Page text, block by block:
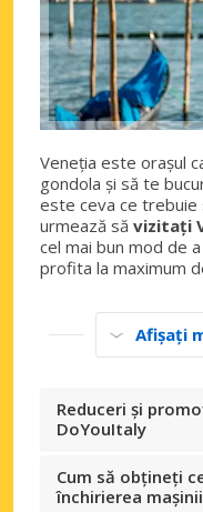
Veneția este orașul
gondola și să te
este ceva ce trebuie
urmează să vizitați
cel mai bun mod de
profita la maximum
Afișați
Reduceri și
DoYouItaly
Cum să obțineți
închirierea